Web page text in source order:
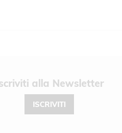
Newsletter
ISCRIVITI